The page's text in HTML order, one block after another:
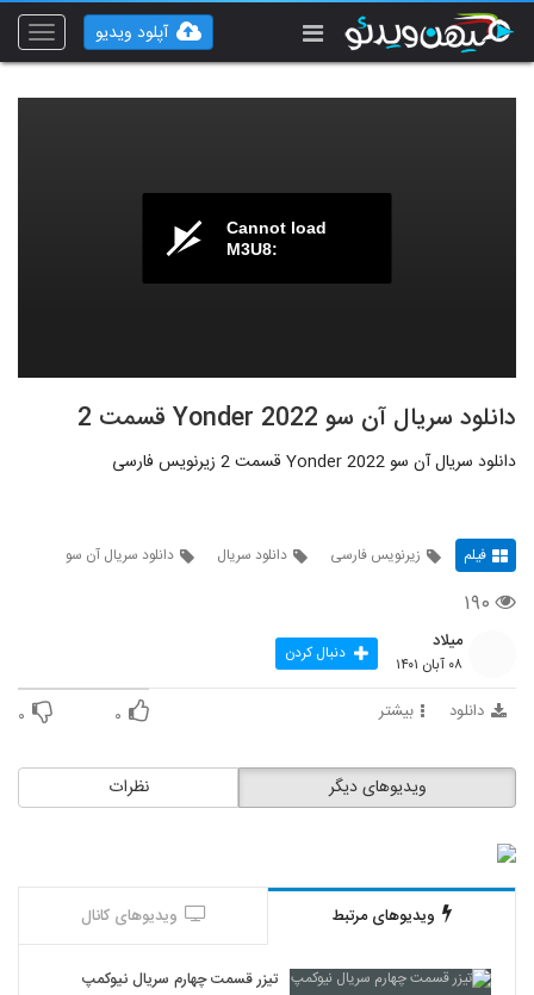
Toggle
آپلود ویدیو
Cannot load
M3U8:
دانلود سریال آن سو Yonder 2022 قسمت 2
دانلود سریال آن سو Yonder 2022 قسمت 2 زیرنویس فارسی
فیلم زیرنویس فارسی دانلود سریال دانلود سریال آن سو
۱۹۰
میلاد
۰۸ آبان ۱۴۰۱ دنبال کردن
دانلود بیشتر ۰ ۰
نظرات ویدیوهای دیگر
ویدیوهای مرتبط ویدیوهای کانال
تیزر قسمت چهارم سریال نیوکمپ